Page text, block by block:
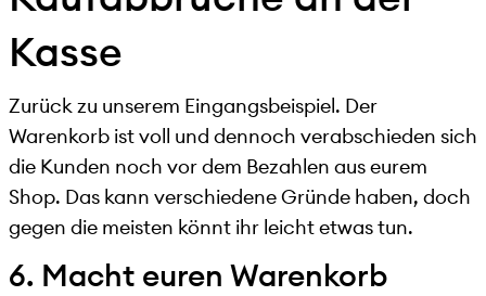
Kasse
Zurück zu unserem Eingangsbeispiel. Der
Warenkorb ist voll und dennoch verabschieden sich
die Kunden noch vor dem Bezahlen aus eurem
Shop. Das kann verschiedene Gründe haben, doch
gegen die meisten könnt ihr leicht etwas tun.
6. Macht euren Warenkorb